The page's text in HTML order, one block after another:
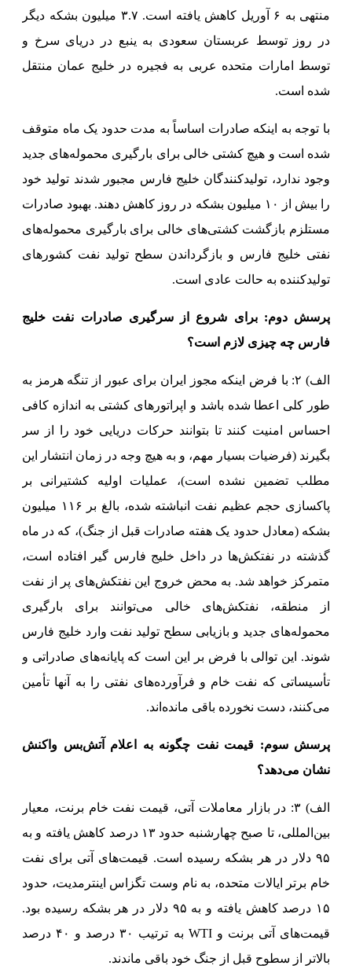
منتهی به ۶ آوریل کاهش یافته است. ۳.۷ میلیون بشکه دیگر
در روز توسط عربستان سعودی به ینبع در دریای سرخ و
توسط امارات متحده عربی به فجیره در خلیج عمان منتقل
شده است.
با توجه به اینکه صادرات اساساً به مدت حدود یک ماه متوقف
شده است و هیچ کشتی خالی برای بارگیری محموله‌های جدید
وجود ندارد، تولیدکنندگان خلیج فارس مجبور شدند تولید خود
را بیش از ۱۰ میلیون بشکه در روز کاهش دهند. بهبود صادرات
مستلزم بازگشت کشتی‌های خالی برای بارگیری محموله‌های
نفتی خلیج فارس و بازگرداندن سطح تولید نفت کشورهای
تولیدکننده به حالت عادی است.
پرسش دوم: برای شروع از سرگیری صادرات نفت خلیج
فارس چه چیزی لازم است؟
الف) ۲: با فرض اینکه مجوز ایران برای عبور از تنگه هرمز به
طور کلی اعطا شده باشد و اپراتورهای کشتی به اندازه کافی
احساس امنیت کنند تا بتوانند حرکات دریایی خود را از سر
بگیرند (فرضیات بسیار مهم، و به هیچ وجه در زمان انتشار این
مطلب تضمین نشده است)، عملیات اولیه کشتیرانی بر
پاکسازی حجم عظیم نفت انباشته شده، بالغ بر ۱۱۶ میلیون
بشکه (معادل حدود یک هفته صادرات قبل از جنگ)، که در ماه
گذشته در نفتکش‌ها در داخل خلیج فارس گیر افتاده است،
متمرکز خواهد شد. به محض خروج این نفتکش‌های پر از نفت
از منطقه، نفتکش‌های خالی می‌توانند برای بارگیری
محموله‌های جدید و بازیابی سطح تولید نفت وارد خلیج فارس
شوند. این توالی با فرض بر این است که پایانه‌های صادراتی و
تأسیساتی که نفت خام و فرآورده‌های نفتی را به آنها تأمین
می‌کنند، دست نخورده باقی مانده‌اند.
پرسش سوم: قیمت نفت چگونه به اعلام آتش‌بس واکنش
نشان می‌دهد؟
الف) ۳: در بازار معاملات آتی، قیمت نفت خام برنت، معیار
بین‌المللی، تا صبح چهارشنبه حدود ۱۳ درصد کاهش یافته و به
۹۵ دلار در هر بشکه رسیده است. قیمت‌های آتی برای نفت
خام برتر ایالات متحده، به نام وست تگزاس اینترمدیت، حدود
۱۵ درصد کاهش یافته و به ۹۵ دلار در هر بشکه رسیده بود.
قیمت‌های آتی برنت و WTI به ترتیب ۳۰ درصد و ۴۰ درصد
بالاتر از سطوح قبل از جنگ خود باقی ماندند.